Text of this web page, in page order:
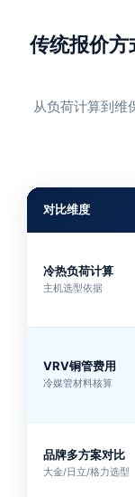
传统报价
从负荷计算到维
对比维度
冷热负荷计算
主机选型依据
VRV铜管费用
冷媒管材料核算
品牌多方案对比
大金/日立/格力选型